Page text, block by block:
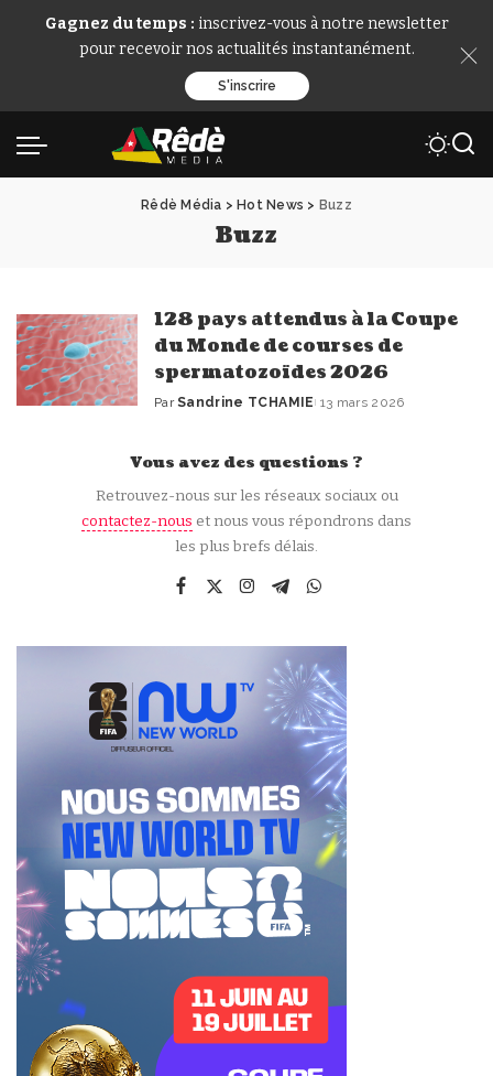
Gagnez du temps : inscrivez-vous à notre newsletter
pour recevoir nos actualités instantanément.
S'inscrire
Rêdè Média > Hot News > Buzz
Buzz
128 pays attendus à la Coupe
du Monde de courses de
spermatozoïdes 2026
Publié
Par Sandrine TCHAMIE 13 mars 2026
Vous avez des questions ?
Retrouvez-nous sur les réseaux sociaux ou
contactez-nous et nous vous répondrons dans
les plus brefs délais.